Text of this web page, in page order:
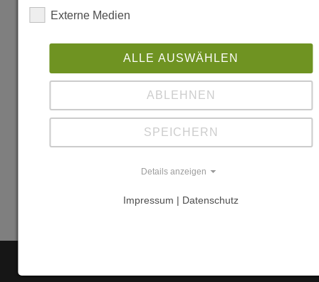
Weitere
Links
https://
Externe Medien
ALLE AUSWÄHLEN
ABLEHNEN
SPEICHERN
Details anzeigen
Impressum | Datenschutz